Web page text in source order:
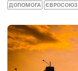
ДОПОМОГА ЄВРОСОЮЗ